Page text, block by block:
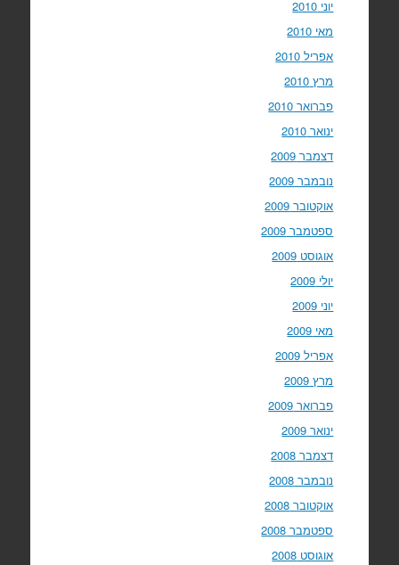
יוני 2010
מאי 2010
אפריל 2010
מרץ 2010
פברואר 2010
ינואר 2010
דצמבר 2009
נובמבר 2009
אוקטובר 2009
ספטמבר 2009
אוגוסט 2009
יולי 2009
יוני 2009
מאי 2009
אפריל 2009
מרץ 2009
פברואר 2009
ינואר 2009
דצמבר 2008
נובמבר 2008
אוקטובר 2008
ספטמבר 2008
אוגוסט 2008